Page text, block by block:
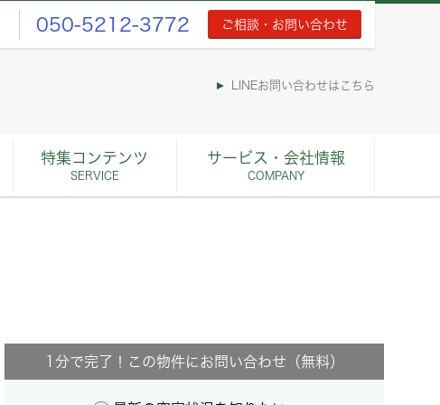
050-5212-3772 ご相談・お問い合わせ
LINEお問い合わせはこちら
特集コンテンツ
SERVICE
サービス・会社情報
COMPANY
1分で完了！この物件にお問い合わせ（無料）